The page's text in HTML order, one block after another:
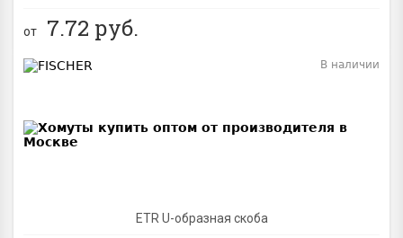
от 7.72 руб.
ETR U-образная скоба
В наличии